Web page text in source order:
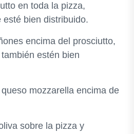
en toda la pizza,
bien distribuido.
encima del prosciutto,
estén bien
mozzarella encima de
sobre la pizza y